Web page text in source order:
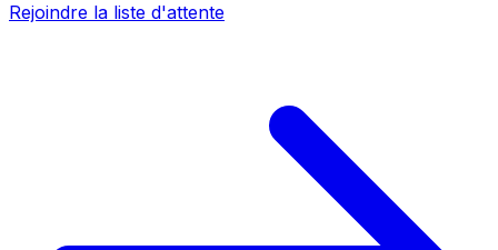
Rejoindre la liste d'attente